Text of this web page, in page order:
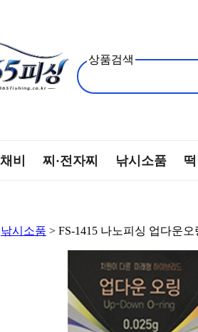
상품검색
채비 찌·전자찌 낚시소품
낚시소품 > FS-1415 나노피싱 업다운